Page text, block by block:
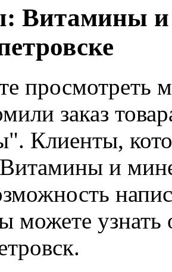
Витамины
просмотреть
заказ
Клиенты,
и
можете узнать